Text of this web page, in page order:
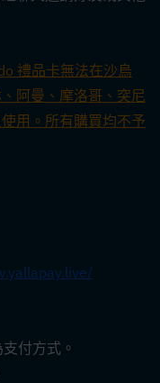
禮品卡無法在沙烏
阿曼、摩洛哥、突尼
用。所有購買均不予
付方式。